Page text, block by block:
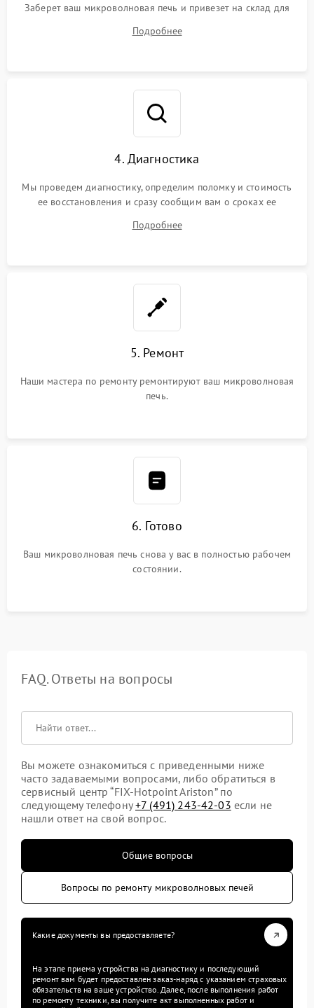
Заберет ваш микроволновая печь и привезет на склад для
Подробнее
4. Диагностика
Мы проведем диагностику, определим поломку и стоимость
ее восстановления и сразу сообщим вам о сроках ее
Подробнее
5. Ремонт
Наши мастера по ремонту ремонтируют ваш микроволновая
печь.
6. Готово
Ваш микроволновая печь снова у вас в полностью рабочем
состоянии.
FAQ. Ответы на вопросы
Вы можете ознакомиться с приведенными ниже
часто задаваемыми вопросами, либо обратиться в
сервисный центр “FIX-Hotpoint Ariston” по
следующему телефону+7 (491) 243-42-03 если не
нашли ответ на свой вопрос.
Общие вопросы
Вопросы по ремонту микроволновых печей
Какие документы вы предоставляете?
На этапе приема устройства на диагностику и последующий
ремонт вам будет предоставлен заказ-наряд с указанием страховых
обязательств на ваше устройство. Далее, после выполнения работ
по ремонту техники, вы получите акт выполненных работ и